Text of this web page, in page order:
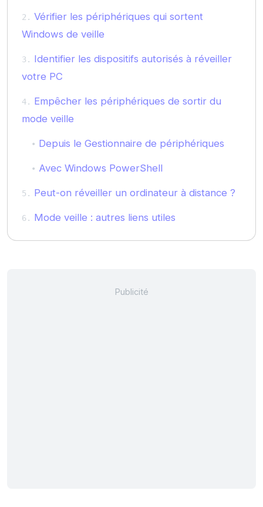
Vérifier les périphériques qui sortent
Windows de veille
Identifier les dispositifs autorisés à réveiller
votre PC
Empêcher les périphériques de sortir du
mode veille
Depuis le Gestionnaire de périphériques
Avec Windows PowerShell
Peut-on réveiller un ordinateur à distance ?
Mode veille : autres liens utiles